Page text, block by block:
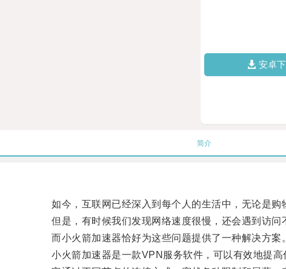
安卓
简介
如今，互联网已经深入到每个人的生活中，无论是购
但是，有时候我们发现网络速度很慢，还会遇到访问
而小火箭加速器恰好为这些问题提供了一种解决方案。
小火箭加速器是一款VPN服务软件，可以有效地提高